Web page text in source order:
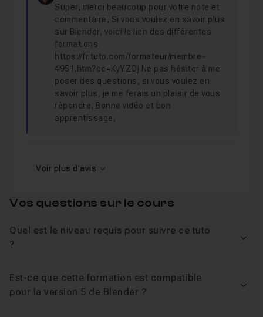
Super, merci beaucoup pour votre note et
commentaire, Si vous voulez en savoir plus
sur Blender, voici le lien des différentes
formations.
https://fr.tuto.com/formateur/membre-
4951.htm?cc=KyYZOj Ne pas hésiter à me
poser des questions, si vous voulez en
savoir plus, je me ferais un plaisir de vous
répondre, Bonne vidéo et bon
apprentissage,
Voir plus d'avis
Vos questions sur le cours
Quel est le niveau requis pour suivre ce tuto
?
Est-ce que cette formation est compatible
pour la version 5 de Blender ?